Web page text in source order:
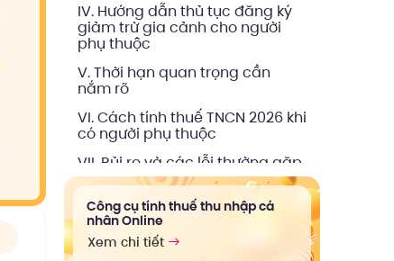
IV. Hướng dẫn thủ tục đăng ký
giảm trừ gia cảnh cho người
phụ thuộc
V. Thời hạn quan trọng cần
nắm rõ
VI. Cách tính thuế TNCN 2026 khi
có người phụ thuộc
VII. Rủi ro và các lỗi thường gặp
khi đăng ký sai
VIII. Tóm tắt Hướng dẫn đăng ký
giảm trừ gia cảnh cho người
phụ thuộc theo quy định mới
Công cụ tính thuế thu nhập cá
nhân Online
Xem chi tiết